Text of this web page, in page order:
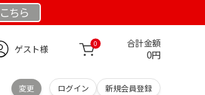
こちら
ゲスト様 0 合計金額
0円
変更 ログイン 新規会員登録